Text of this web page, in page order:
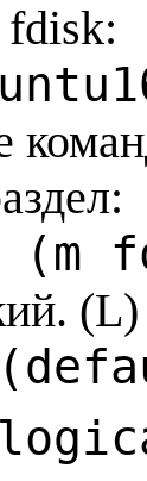
fdisk:
(L)